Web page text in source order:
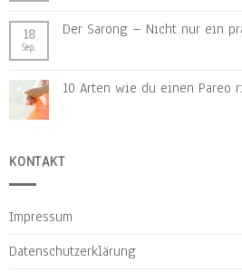
18
Sep.
Der Sarong – Nicht nur ein
10 Arten wie du einen Pareo
KONTAKT
Impressum
Datenschutzerklärung